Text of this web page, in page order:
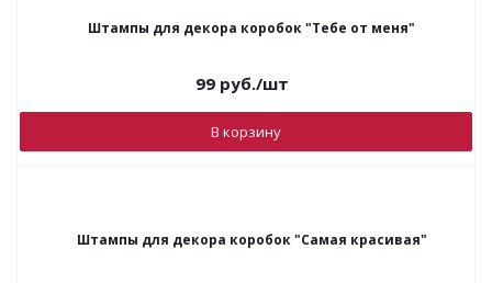
Штампы для декора коробок "Тебе от меня"
99 руб./шт
В корзину
Штампы для декора коробок "Самая красивая"